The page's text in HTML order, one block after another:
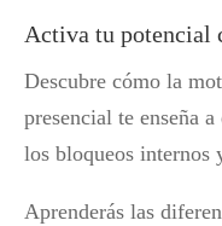
Activa tu potencial
Descubre cómo la
presencial te enseña
los bloqueos internos
Aprenderás las